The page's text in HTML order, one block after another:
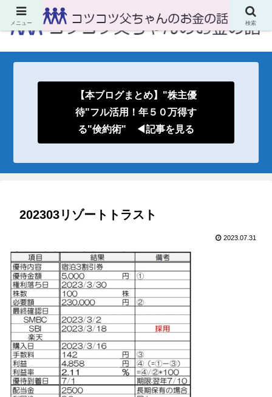
【本ブログまとめ】"株主優
待"フル活用！年５０万得す
る"倹約術" ◀記事を見る
202303リゾートトラスト
2023.07.31
メニュー 検索